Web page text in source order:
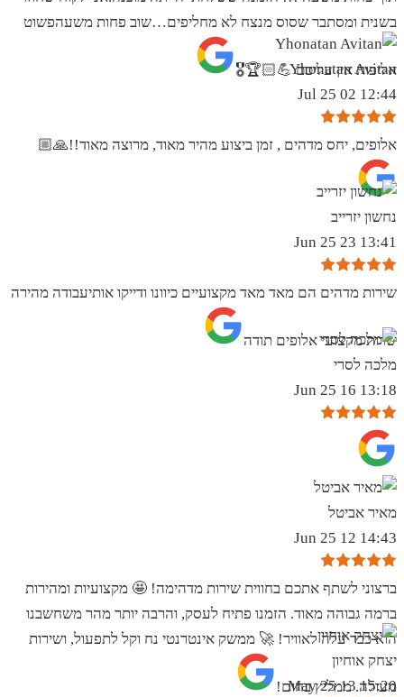
בשנית ומסתבר שסוס מנצח לא מחליפים…שוב פחות משעהפשוט
אליפות אין עליכם 💪🏻🏆🎖
Yhonatan Avitan
12:44 02 Jul 25
אלופים, יחס מדהים , זמן ביצוע מהיר מאוד, מרוצה מאוד!!🙏🏼
נחשון יזרייב
13:41 23 Jun 25
שירות מדהים הם מאד מאד מקצועיים כיוונו ודייקו אותיעבודה מהירה
שרות מקצועי אלופים תודה
מלכה לסרי
13:18 16 Jun 25
מאיר אביטל
14:43 12 Jun 25
ברצוני לשתף אתכם בחווית שירות מדהימה! 🤩 מקצועיות ומהירות
ברמה גבוהה מאוד. הזמנו פתיח לעסק, והרבה יותר מהר משחשבנו
הוא כבר עלה לאוויר! 🚀 ממשק אינטרנטי נח וקל לתפעול, ושירות
מעולה. ממליץ בחום!
יצחק אוחיון
15:20 13 May 25